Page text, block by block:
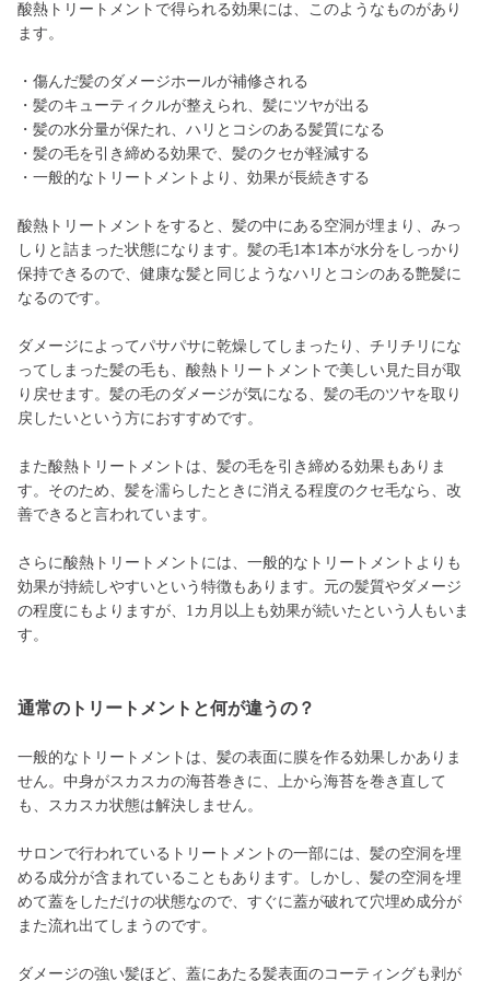
酸熱トリートメントで得られる効果には、このようなものがあり
ます。
・傷んだ髪のダメージホールが補修される
・髪のキューティクルが整えられ、髪にツヤが出る
・髪の水分量が保たれ、ハリとコシのある髪質になる
・髪の毛を引き締める効果で、髪のクセが軽減する
・一般的なトリートメントより、効果が長続きする
酸熱トリートメントをすると、髪の中にある空洞が埋まり、みっ
しりと詰まった状態になります。髪の毛1本1本が水分をしっかり
保持できるので、健康な髪と同じようなハリとコシのある艶髪に
なるのです。
ダメージによってパサパサに乾燥してしまったり、チリチリにな
ってしまった髪の毛も、酸熱トリートメントで美しい見た目が取
り戻せます。髪の毛のダメージが気になる、髪の毛のツヤを取り
戻したいという方におすすめです。
また酸熱トリートメントは、髪の毛を引き締める効果もありま
す。そのため、髪を濡らしたときに消える程度のクセ毛なら、改
善できると言われています。
さらに酸熱トリートメントには、一般的なトリートメントよりも
効果が持続しやすいという特徴もあります。元の髪質やダメージ
の程度にもよりますが、1カ月以上も効果が続いたという人もいま
す。
通常のトリートメントと何が違うの？
一般的なトリートメントは、髪の表面に膜を作る効果しかありま
せん。中身がスカスカの海苔巻きに、上から海苔を巻き直して
も、スカスカ状態は解決しません。
サロンで行われているトリートメントの一部には、髪の空洞を埋
める成分が含まれていることもあります。しかし、髪の空洞を埋
めて蓋をしただけの状態なので、すぐに蓋が破れて穴埋め成分が
また流れ出てしまうのです。
ダメージの強い髪ほど、蓋にあたる髪表面のコーティングも剥が